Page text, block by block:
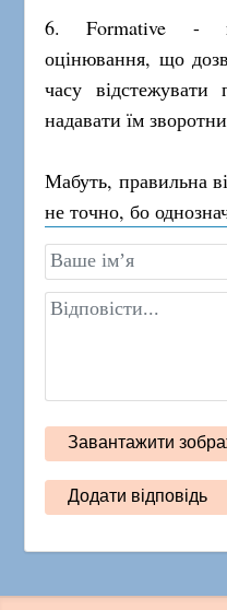
6. Formative -
оцінювання, що
часу
надавати їм
Мабуть, правильна
не точно, бо